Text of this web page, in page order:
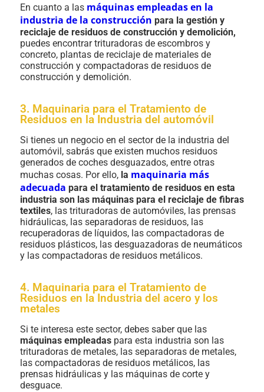
En cuanto a las máquinas empleadas en la
industria de la construcción para la gestión y
reciclaje de residuos de construcción y demolición,
puedes encontrar trituradoras de escombros y
concreto, plantas de reciclaje de materiales de
construcción y compactadoras de residuos de
construcción y demolición.
3. Maquinaria para el Tratamiento de
Residuos en la Industria del automóvil
Si tienes un negocio en el sector de la industria del
automóvil, sabrás que existen muchos residuos
generados de coches desguazados, entre otras
muchas cosas. Por ello, la maquinaria más
adecuada para el tratamiento de residuos en esta
industria son las máquinas para el reciclaje de fibras
textiles, las trituradoras de automóviles, las prensas
hidráulicas, las separadoras de residuos, las
recuperadoras de líquidos, las compactadoras de
residuos plásticos, las desguazadoras de neumáticos
y las compactadoras de residuos metálicos.
4. Maquinaria para el Tratamiento de
Residuos en la Industria del acero y los
metales
Si te interesa este sector, debes saber que las
máquinas empleadas para esta industria son las
trituradoras de metales, las separadoras de metales,
las compactadoras de residuos metálicos, las
prensas hidráulicas y las máquinas de corte y
desguace.